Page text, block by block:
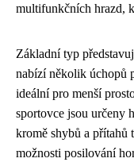
multifunkčních hrazd,
Základní typ
nabízí několik úchopů
ideální pro menší
sportovce jsou určeny
kromě shybů a přítahů
možnosti posilování